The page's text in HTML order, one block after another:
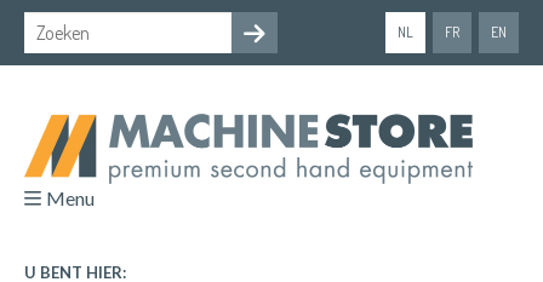
NL FR EN
Menu
U BENT HIER: